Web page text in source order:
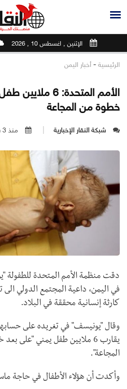
الإثنين , اغسطس 10 , 2026
الرئيسية - أخبار اليمن
الأمم المتحدة: 6
خطوة من المجاعة
شبكة النقار الإخبارية منذ 3 سنوات
دقت منظمة الأمم المتحدة للطفولة
في اليمن، داعية المجتمع الدولي
كارثة إنسانية محققة في البلاد.
وقال "يونيسف" في تغريده على حسابها
يقارب 6 ملايين طفل يمني "على
المجاعة".
وأكدت أن هؤلاء الأطفال في حاجة